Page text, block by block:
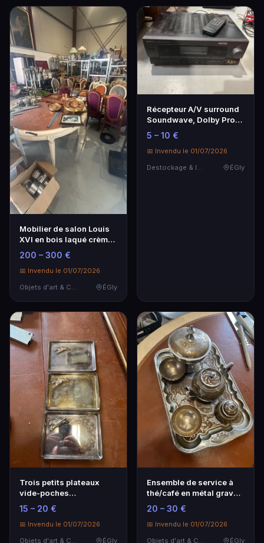
Mobilier de salon Louis
XVI en bois laqué crème
- Élégance intemporelle
200 – 300 €
📅 Invendu le 01/07/2026
Objets d'art & Curiosités
ÉGly
Récepteur A/V surround
Soundwave, Dolby Pro
Logic, avec télé…
5 – 10 €
📅 Invendu le 01/07/2026
ÉGly
Trois petits plateaux
vide-poches
rectangulaires en métal
ar…
15 – 20 €
📅 Invendu le 01/07/2026
Objets d'art & Curiosités
ÉGly
Ensemble de service à
thé/café en métal gravé,
comprenant un…
20 – 30 €
📅 Invendu le 01/07/2026
Objets d'art & Curiosités
ÉGly